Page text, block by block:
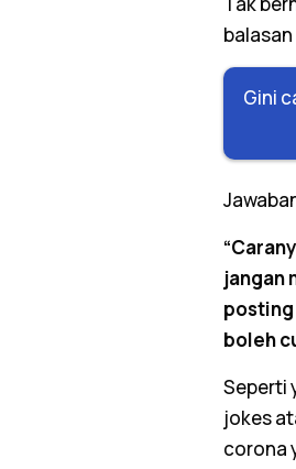
Gini
jangan
posting
boleh
Seperti
jokes
corona